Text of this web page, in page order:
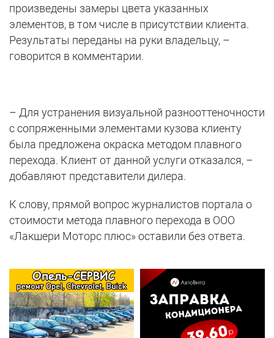
произведены замеры цвета указанных
элементов, в том числе в присутствии клиента.
Результаты переданы на руки владельцу, –
говорится в комментарии.
– Для устранения визуальной разнооттеночности
с сопряженными элементами кузова клиенту
была предложена окраска методом плавного
перехода. Клиент от данной услуги отказался, –
добавляют представители дилера.
К слову, прямой вопрос журналистов портала о
стоимости метода плавного перехода в ООО
«Лакшери Моторс плюс» оставили без ответа.